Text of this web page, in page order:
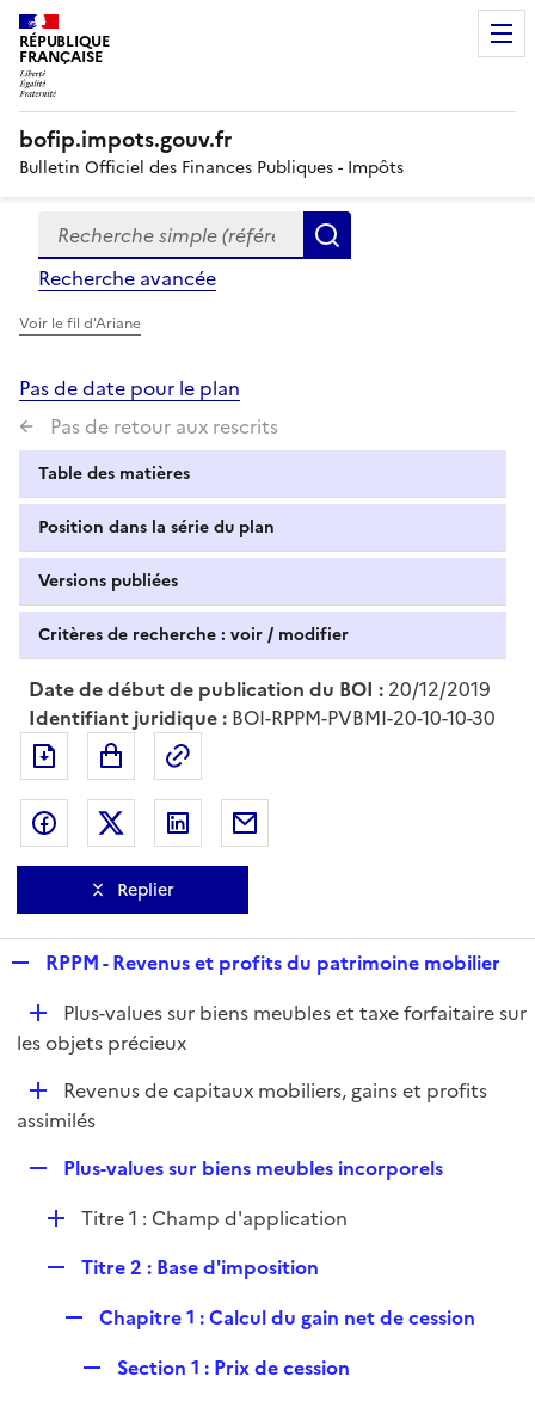
RÉPUBLIQUE
FRANÇAISE
bofip.impots.gouv.fr
Bulletin Officiel des Finances Publiques - Impôts
Formulaire
de
recherche
Recherche simple (références, mots clés, partie du
Recherche avancée
Voir le fil d'Ariane
Pas de date pour le plan
Pas de retour aux rescrits
Table des matières
Position dans la série du plan
Versions publiées
Critères de recherche : voir / modifier
Date de début de publication du BOI : 20/12/2019
Identifiant juridique : BOI-RPPM-PVBMI-20-10-10-30
Exporter le document au format pdf
Partager sur Facebook
Partager sur Twitter
Partager sur LinkedIn
Replier
p
l
i
e
r
RPPM - Revenus et profits du patrimoine mobilier
D
é
i
Plus-values sur biens meubles et taxe forfaitaire sur
les objets précieux
D
é
i
e
r
Revenus de capitaux mobiliers, gains et profits
assimilés
p
Plus-values sur biens meubles incorporels
DTitre 1 : Champ d'application
p
Titre 2 : Base d'imposition
p
Chapitre 1 : Calcul du gain net de cession
Section 1 : Prix de cession